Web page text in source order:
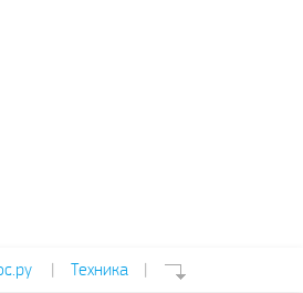
| Техника |